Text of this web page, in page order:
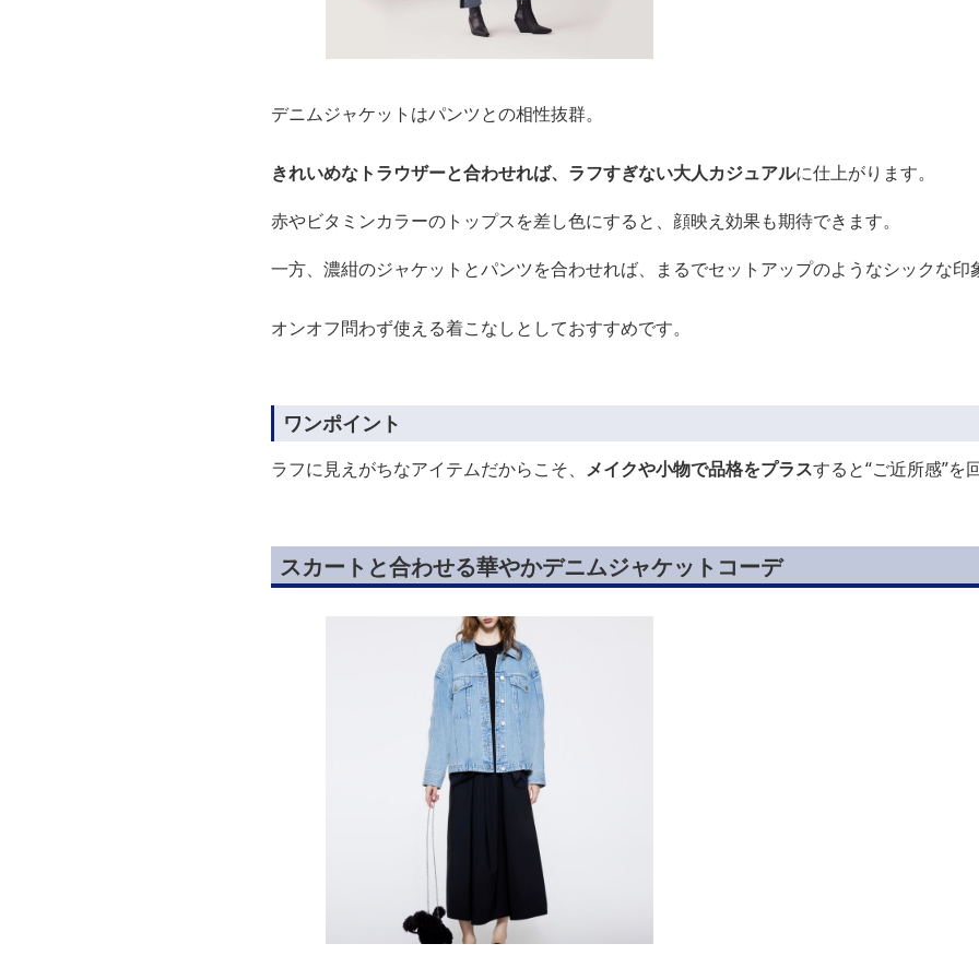
デニムジャケットはパンツとの相性抜群。
きれいめなトラウザーと合わせれば、ラフすぎない大人カジュアルに仕上がります。
赤やビタミンカラーのトップスを差し色にすると、顔映え効果も期待できます。
一方、濃紺のジャケットとパンツを合わせれば、まるでセットアップのようなシックな印
オンオフ問わず使える着こなしとしておすすめです。
ワンポイント
ラフに見えがちなアイテムだからこそ、 メイクや小物で品格をプラスすると“ご近所感”を
スカートと合わせる華やかデニムジャケットコーデ